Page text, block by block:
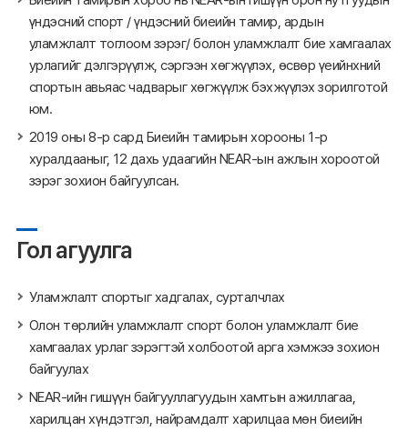
үндэсний спорт / үндэсний биеийн тамир, ардын
уламжлалт тоглоом зэрэг/ болон уламжлалт бие хамгаалах
урлагийг дэлгэрүүлж, сэргээн хөгжүүлэх, өсвөр үеийнхний
спортын авьяас чадварыг хөгжүүлж бэхжүүлэх зорилготой
юм.
2019 оны 8-р сард Биеийн тамирын хорооны 1-р
хуралдааныг, 12 дахь удаагийн NEAR-ын ажлын хороотой
зэрэг зохион байгуулсан.
Гол агуулга
Уламжлалт спортыг хадгалах, сурталчлах
Олон төрлийн уламжлалт спорт болон уламжлалт бие
хамгаалах урлаг зэрэгтэй холбоотой арга хэмжээ зохион
байгуулах
NEAR-ийн гишүүн байгууллагуудын хамтын ажиллагаа,
харилцан хүндэтгэл, найрамдалт харилцаа мөн биеийн